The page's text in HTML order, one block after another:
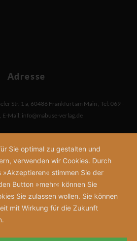
Adresse
Str. 1 a 60486 Frankfurt am Main Tel: 069 -
E-Mail: info@mabuse-verlag.de
Sie optimal zu gestalten und
verwenden wir Cookies. Durch
stimmen Sie der
Button »mehr« können Sie
Sie zulassen wollen. Sie können
mit Wirkung für die Zukunft